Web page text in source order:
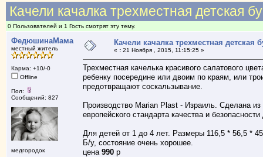
Качели качалка трехместная детская бу
0 Пользователей и 1 Гость смотрят эту тему.
ФедюшинаМама
местный житель
Карма: +10/-0
Offline
Пол:
Сообщений: 827
медгородок
Качели качалка трехместная детская
« :21 Ноября , 2015, 11:15:25 »
Трехместная качелька красивого салатового
ребенку посередине или двоим по краям, или
предотвращают соскальзывание.
Производство Marian Plast - Израиль. Сделана
европейского стандарта качества и
Для детей от 1 до 4 лет. Размеры 116,5 * 56,5 *
Б/у, состояние очень хорошее.
цена 990 р